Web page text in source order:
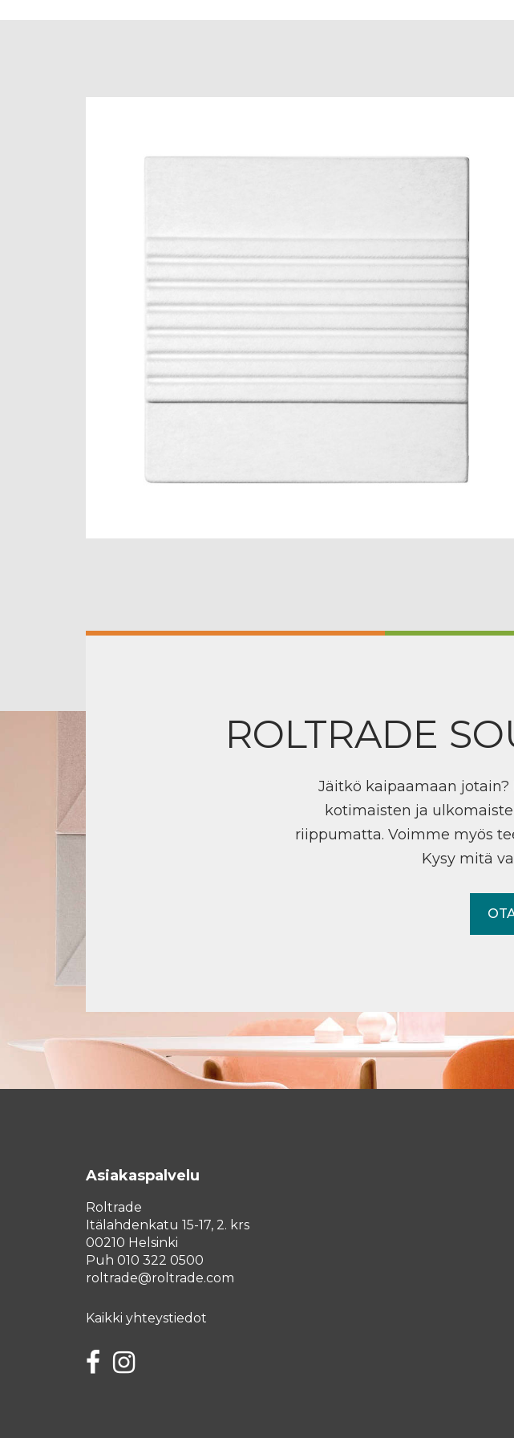
ROLTRADE
Jäitkö kaipaamaan
kotimaisten ja
riippumatta. Voimme myös
Kysy mitä
Asiakaspalvelu
Roltrade
Itälahdenkatu 15-17, 2. krs
00210 Helsinki
Puh 010 322 0500
roltrade@roltrade.com
Kaikki yhteystiedot
FacebookInstagram